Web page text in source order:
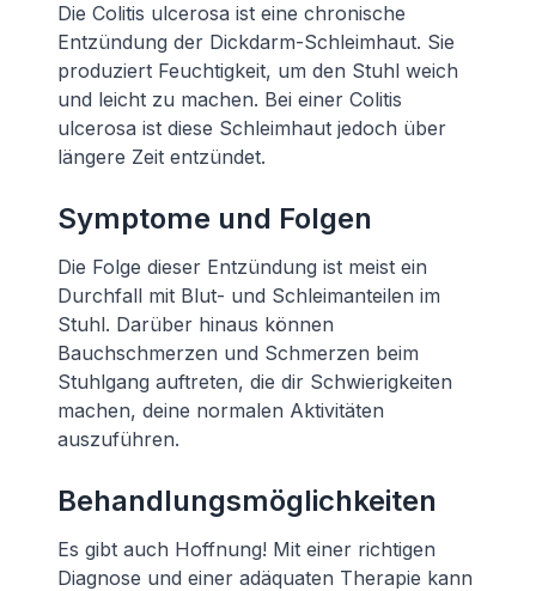
Die Colitis ulcerosa ist eine chronische
Entzündung der Dickdarm-Schleimhaut. Sie
produziert Feuchtigkeit, um den Stuhl weich
und leicht zu machen. Bei einer Colitis
ulcerosa ist diese Schleimhaut jedoch über
längere Zeit entzündet.
Symptome und Folgen
Die Folge dieser Entzündung ist meist ein
Durchfall mit Blut- und Schleimanteilen im
Stuhl. Darüber hinaus können
Bauchschmerzen und Schmerzen beim
Stuhlgang auftreten, die dir Schwierigkeiten
machen, deine normalen Aktivitäten
auszuführen.
Behandlungsmöglichkeiten
Es gibt auch Hoffnung! Mit einer richtigen
Diagnose und einer adäquaten Therapie kann